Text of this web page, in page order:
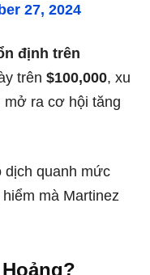
27, 2024
định trên
trên $100,000, xu
mở ra cơ hội tăng
dịch quanh mức
mà Martinez